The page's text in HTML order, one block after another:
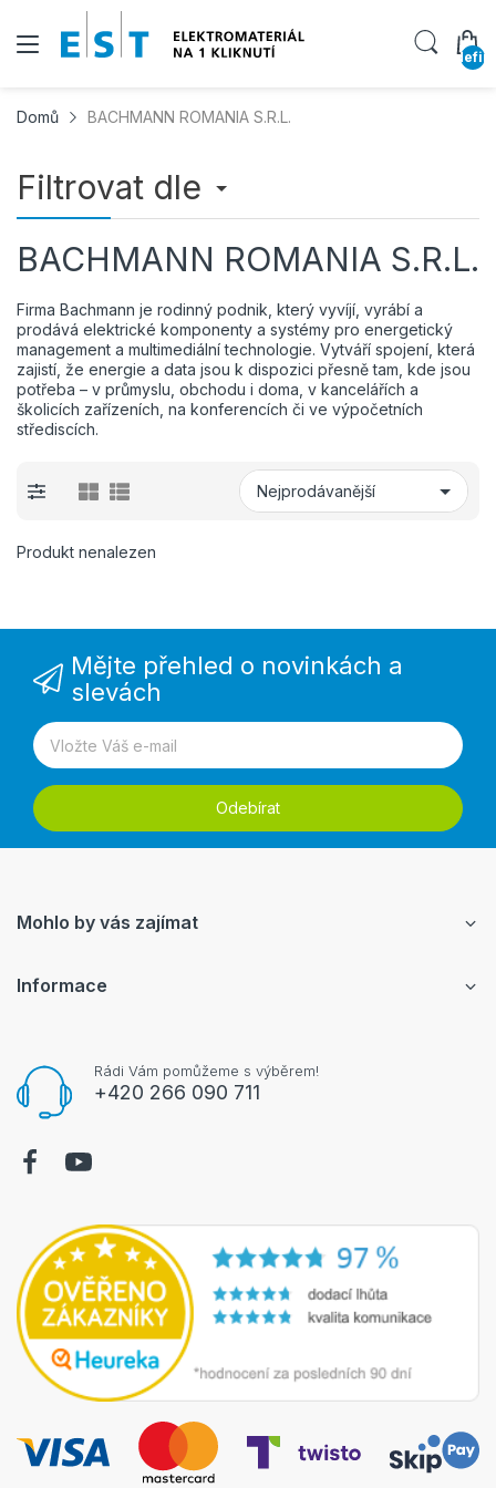
Domů BACHMANN ROMANIA S.R.L.
Filtrovat dle
BACHMANN ROMANIA S.R.L.
Firma Bachmann je rodinný podnik, který vyvíjí, vyrábí a
prodává elektrické komponenty a systémy pro energetický
management a multimediální technologie. Vytváří spojení, která
zajistí, že energie a data jsou k dispozici přesně tam, kde jsou
potřeba – v průmyslu, obchodu i doma, v kancelářích a
školicích zařízeních, na konferencích či ve výpočetních
střediscích.
Produkt nenalezen
Mějte přehled o novinkách a
slevách
Odebírat
Rádi Vám pomůžeme s výběrem!
+420 266 090 711
Mohlo by vás zajímat
Informace